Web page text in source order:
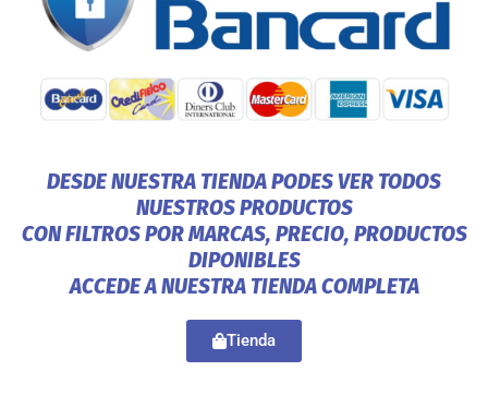
DESDE NUESTRA TIENDA PODES VER TODOS
NUESTROS PRODUCTOS
CON FILTROS POR MARCAS, PRECIO, PRODUCTOS
DIPONIBLES
ACCEDE A NUESTRA TIENDA COMPLETA
Tienda